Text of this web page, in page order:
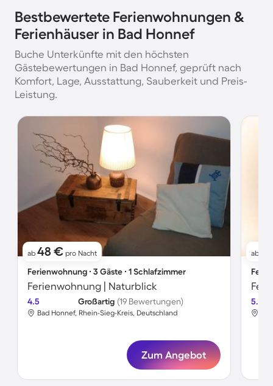
Bestbewertete Ferienwohnungen &
Ferienhäuser in Bad Honnef
Buche Unterkünfte mit den höchsten
Gästebewertungen in Bad Honnef, geprüft nach
Komfort, Lage, Ausstattung, Sauberkeit und Preis-
Leistung.
ab 48 € pro Nacht
Ferienwohnung ∙ 3 Gäste ∙ 1 Schlafzimmer
Ferienwohnung | Naturblick
4.5 Großartig (19 Bewertungen)
Bad Honnef, Rhein-Sieg-Kreis, Deutschland
Zum Angebot
ab
5.0